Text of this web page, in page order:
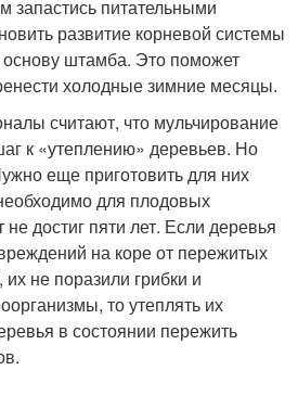
запастись питательными
развитие корневой системы
основу штамба. Это поможет
холодные зимние месяцы.
считают, что мульчирование
к «утеплению» деревьев. Но
еще приготовить для них
для плодовых
достиг пяти лет. Если деревья
на коре от пережитых
не поразили грибки и
то утеплять их
в состоянии пережить